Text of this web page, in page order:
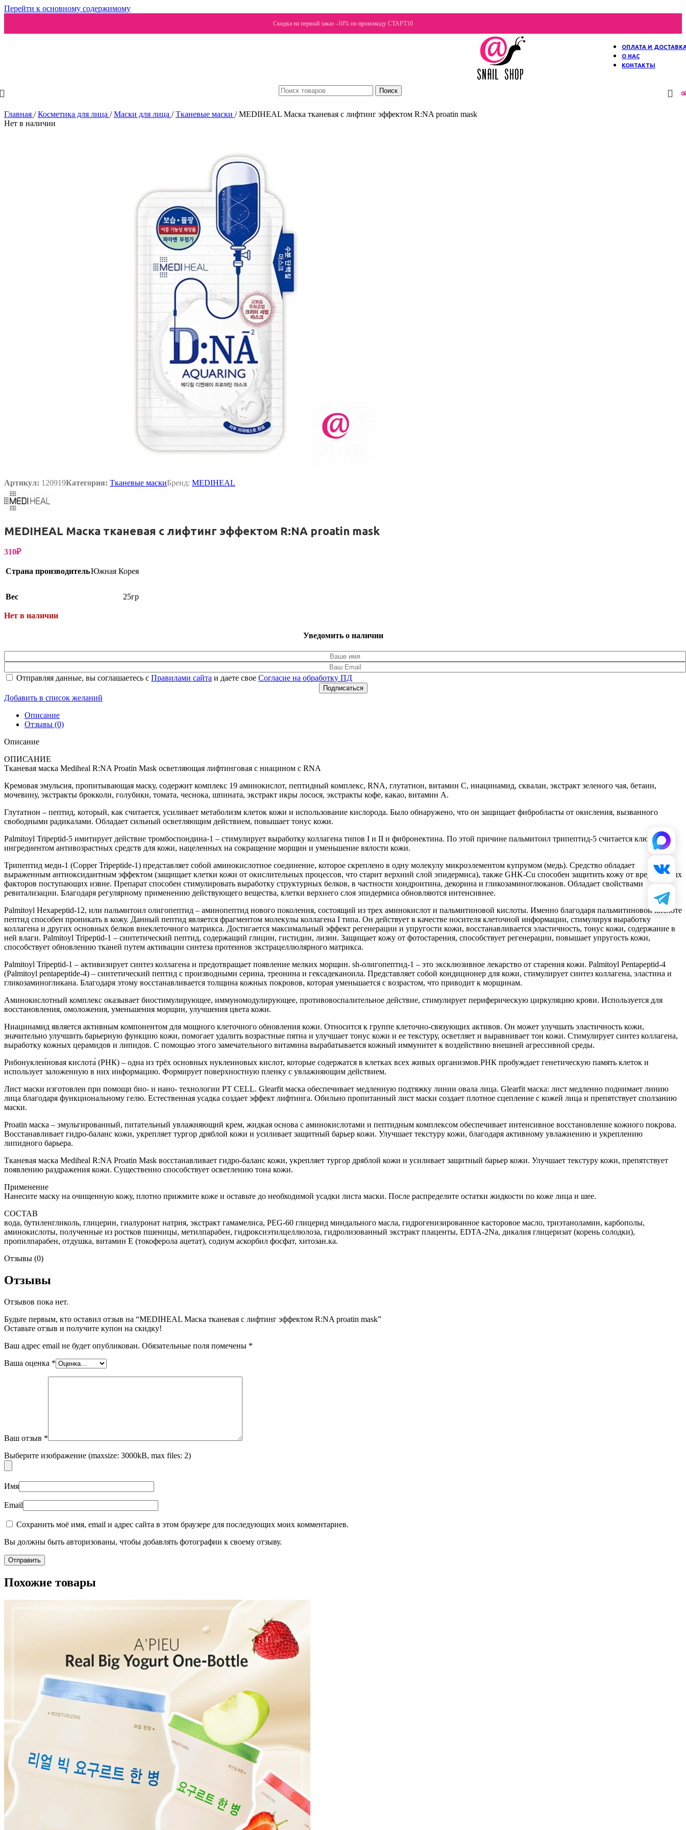
Перейти к основному содержимому
Скидка на первый заказ -10% по промокоду СТАРТ10
Наборы
Пищевые добавки
ОПЛАТА И
О НАС
КОНТАКТЫ
Поиск 0
Главная / Косметика для лица / Маски для лица / Тканевые маски / MEDIHEAL Маска тканевая с лифтинг эффектом R:NA proatin mask
Нет в наличии
Артикул: 120919Категория: Тканевые маскиБренд: MEDIHEAL
MEDIHEAL Маска тканевая с лифтинг эффектом R:NA proatin mask
310₽
Страна производительЮжная Корея
Вес 25гр
Нет в наличии
Уведомить о наличии
Отправляя данные, вы соглашаетесь с Правилами сайта и даете свое Согласие на обработку ПД
Подписаться
Добавить в список желаний
Описание
Отзывы (0)
Описание
ОПИСАНИЕ
Тканевая маска Mediheal R:NA Proatin Mask осветляющая лифтинговая с ниацином с RNA
Кремовая эмульсия, пропитывающая маску, содержит комплекс 19 аминокислот, пептидный комплекс, RNA, глутатион, витамин С, ниацинамид, сквалан, экстракт зеленого чая, бетаин,
мочевину, экстракты брокколи, голубики, томата, чеснока, шпината, экстракт икры лосося, экстракты кофе, какао, витамин А.
Глутатион – пептид, который, как считается, усиливает метаболизм клеток кожи и использование кислорода. Было обнаружено, что он защищает фибробласты от окисления, вызванного
свободными радикалами. Обладает сильный осветляющим действием, повышает тонус кожи.
Palmitoyl Tripeptid-5 имитирует действие тромбоспондина-1 – стимулирует выработку коллагена типов I и II и фибронектина. По этой причине пальмитоил трипептид-5 считается ключевым
ингредиентом антивозрастных средств для кожи, нацеленных на сокращение морщин и уменьшение вялости кожи.
Трипептид меди-1 (Copper Tripeptide-1) представляет собой аминокислотное соединение, которое скреплено в одну молекулу микроэлементом купрумом (медь). Средство обладает
выраженным антиоксидантным эффектом (защищает клетки кожи от окислительных процессов, что старит верхний слой эпидермиса), также GHK-Cu способен защитить кожу от вредоносных
факторов поступающих извне. Препарат способен стимулировать выработку структурных белков, в частности хондроитина, декорина и гликозаминоглюканов. Обладает свойствами
ревитализации. Благодаря регулярному применению действующего вещества, клетки верхнего слоя эпидермиса обновляются интенсивнее.
Palmitoyl Hexapeptid-12, или пальмитоил олигопептид – аминопептид нового поколения, состоящий из трех аминокислот и пальмитиновой кислоты. Именно благодаря пальмитиновой кислоте
пептид способен проникать в кожу. Данный пептид является фрагментом молекулы коллагена I типа. Он действует в качестве носителя клеточной информации, стимулируя выработку
коллагена и других основных белков внеклеточного матрикса. Достигается максимальный эффект регенерации и упругости кожи, восстанавливается эластичность, тонус кожи, содержание в
ней влаги. Palmitoyl Tripeptid-1 – синтетический пептид, содержащий глицин, гистидин, лизин. Защищает кожу от фотостарения, способствует регенерации, повышает упругость кожи,
способствует обновлению тканей путем активации синтеза протеинов экстрацеллюлярного матрикса.
Palmitoyl Tripeptid-1 – активизирует синтез коллагена и предотвращает появление мелких морщин. sh-олигопептид-1 – это эксклюзивное лекарство от старения кожи. Palmitoyl Pentapeptid-4
(Palmitoyl pentapeptide-4) – синтетический пептид с производными серина, треонина и гексадеканоила. Представляет собой кондиционер для кожи, стимулирует синтез коллагена, эластина и
гликозаминогликана. Благодаря этому восстанавливается толщина кожных покровов, которая уменьшается с возрастом, что приводит к морщинам.
Аминокислотный комплекс оказывает биостимулирующее, иммуномодулирующее, противовоспалительное действие, стимулирует периферическую циркуляцию крови. Используется для
восстановления, омоложения, уменьшения морщин, улучшения цвета кожи.
Ниацинамид является активным компонентом для мощного клеточного обновления кожи. Относится к группе клеточно-связующих активов. Он может улучшать эластичность кожи,
значительно улучшить барьерную функцию кожи, помогает удалить возрастные пятна и улучшает тонус кожи и ее текстуру, осветляет и выравнивает тон кожи. Стимулирует синтез коллагена,
выработку кожных церамидов и липидов. С помощью этого замечательного витамина вырабатывается кожный иммунитет к воздействию внешней агрессивной среды.
Рибонуклеи́новая кислота́ (РНК) – одна из трёх основных нуклеиновых кислот, которые содержатся в клетках всех живых организмов.РНК пробуждает генетическую память клеток и
использует заложенную в них информацию. Формирует поверхностную пленку с увлажняющим действием.
Лист маски изготовлен при помощи био- и нано- технологии PT CELL. Glearfit маска обеспечивает медленную подтяжку линии овала лица. Glearfit маска: лист медленно поднимает линию
лица благодаря функциональному гелю. Естественная усадка создает эффект лифтинга. Обильно пропитанный лист маски создает плотное сцепление с кожей лица и препятствует сползанию
маски.
Proatin маска – эмульгированный, питательный увлажняющий крем, жидкая основа с аминокислотами и пептидным комплексом обеспечивает интенсивное восстановление кожного покрова.
Восстанавливает гидро-баланс кожи, укрепляет тургор дряблой кожи и усиливает защитный барьер кожи. Улучшает текстуру кожи, благодаря активному увлажнению и укреплению
липидного барьера.
Тканевая маска Mediheal R:NA Proatin Mask восстанавливает гидро-баланс кожи, укрепляет тургор дряблой кожи и усиливает защитный барьер кожи. Улучшает текстуру кожи, препятствует
появлению раздражения кожи. Существенно способствует осветлению тона кожи.
Применение
Нанесите маску на очищенную кожу, плотно прижмите коже и оставьте до необходимой усадки листа маски. После распределите остатки жидкости по коже лица и шее.
СОСТАВ
вода, бутиленгликоль, глицерин, гиалуронат натрия, экстракт гамамелиса, PEG-60 глицерид миндального масла, гидрогенизированное касторовое масло, триэтаноламин, карбополы,
аминокислоты, полученные из ростков пшеницы, метилпарабен, гидроксиэтилцеллюлоза, гидролизованный экстракт плаценты, EDTA-2Na, дикалия глицеризат (корень солодки),
пропилпарабен, отдушка, витамин Е (токоферола ацетат), содиум аскорбил фосфат, хитозан.ка.
Отзывы (0)
Отзывы
Отзывов пока нет.
Будьте первым, кто оставил отзыв на “MEDIHEAL Маска тканевая с лифтинг эффектом R:NA proatin mask”
Оставьте отзыв и получите купон на скидку!
Ваш адрес email не будет опубликован. Обязательные поля помечены *
Ваша оценка *
Ваш отзыв *
Выберите изображение (maxsize: 3000kB, max files: 2)
Имя
Email
Сохранить моё имя, email и адрес сайта в этом браузере для последующих моих комментариев.
Вы должны быть авторизованы, чтобы добавлять фотографии к своему отзыву.
Похожие товары